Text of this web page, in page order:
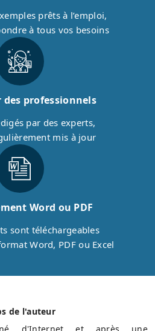
prêts à l’emploi,
à tous vos besoins
des professionnels
par des experts,
mis à jour
Word ou PDF
sont téléchargeables
Word, PDF ou Excel
de l'auteur
d'Internet et après une